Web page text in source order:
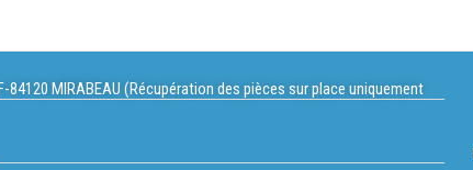
MIRABEAU (Récupération des pièces sur place uniquement